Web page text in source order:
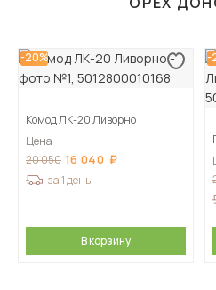
-20%
Комод ЛК-20 Ливорно
Цена
20 050 16 040
за 1 день
В корзину
-